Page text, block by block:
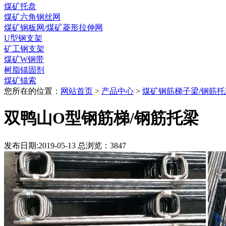
煤矿托盘
煤矿六角钢丝网
煤矿钢板网/煤矿菱形拉伸网
U型钢支架
矿工钢支架
煤矿W钢带
树脂锚固剂
煤矿锚索
您所在的位置： 网站首页 > 产品中心 > 煤矿钢筋梯子梁/钢筋
双鸭山O型钢筋梯/钢筋托梁
发布日期:2019-05-13 总浏览： 3847